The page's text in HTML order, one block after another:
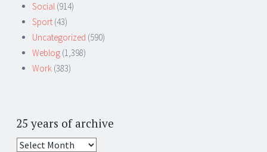
Social (914)
Sport (43)
Uncategorized (590)
Weblog (1,398)
Work (383)
25 years of archive
25